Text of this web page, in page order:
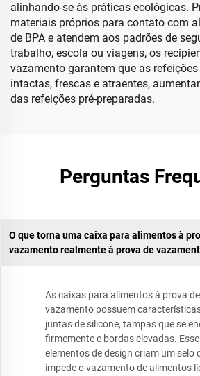
alinhando-se às práticas ecológicas.
materiais próprios para contato com
de BPA e atendem aos padrões de
trabalho, escola ou viagens, os
vazamento garantem que as
intactas, frescas e atraentes,
das refeições pré-preparadas.
Perguntas
O que torna uma caixa para alimentos à
vazamento realmente à prova de
As caixas para alimentos à prova de
vazamento possuem
juntas de silicone, tampas que se
firmemente e bordas elevadas.
elementos de design criam um selo
impede o vazamento de alimentos